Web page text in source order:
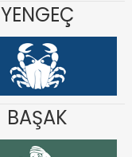
YENGEÇ
BAŞAK